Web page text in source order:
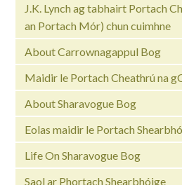
J.K. Lynch ag tabhairt Portach
an Portach Mór) chun cuimhne
About Carrownagappul Bog
Maidir le Portach Cheathrú na
About Sharavogue Bog
Eolas maidir le Portach
Life On Sharavogue Bog
Saol ar Phortach Shearbhóige